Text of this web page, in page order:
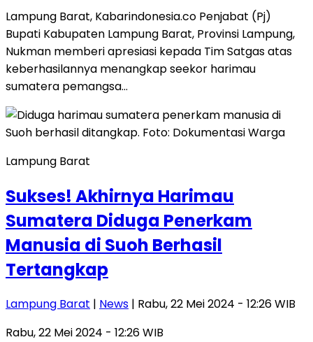
Lampung Barat, Kabarindonesia.co Penjabat (Pj)
Bupati Kabupaten Lampung Barat, Provinsi Lampung,
Nukman memberi apresiasi kepada Tim Satgas atas
keberhasilannya menangkap seekor harimau
sumatera pemangsa…
Lampung Barat
Sukses! Akhirnya Harimau
Sumatera Diduga Penerkam
Manusia di Suoh Berhasil
Tertangkap
Lampung Barat | News | Rabu, 22 Mei 2024 - 12:26 WIB
Rabu, 22 Mei 2024 - 12:26 WIB